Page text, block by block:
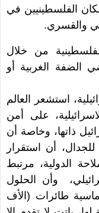
الفلسطينيين في
والقسري.
من خلال
الضفة الغربية أو
استشعر العالم
على أمن
ذاتها، وخاصة أن
أن استقرار
الدولية، مرتبط
وأن الحلول
طائرات (الأف